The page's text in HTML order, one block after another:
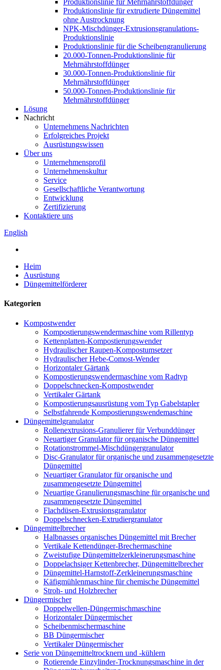
Produktionslinie für Mehrnährstoffdünger
Produktionslinie für extrudierte Düngemittel
ohne Austrocknung
NPK-Mischdünger-Extrusionsgranulations-
Produktionslinie
Produktionslinie für die Scheibengranulierung
20.000-Tonnen-Produktionslinie für
Mehrnährstoffdünger
30.000-Tonnen-Produktionslinie für
Mehrnährstoffdünger
50.000-Tonnen-Produktionslinie für
Mehrnährstoffdünger
Lösung
Nachricht
Unternehmens Nachrichten
Erfolgreiches Projekt
Ausrüstungswissen
Über uns
Unternehmensprofil
Unternehmenskultur
Service
Gesellschaftliche Verantwortung
Entwicklung
Zertifizierung
Kontaktiere uns
English
Heim
Ausrüstung
Düngemittelförderer
Kategorien
Kompostwender
Kompostierungswendermaschine vom Rillentyp
Kettenplatten-Kompostierungswender
Hydraulischer Raupen-Kompostumsetzer
Hydraulischer Hebe-Comost-Wender
Horizontaler Gärtank
Kompostierungswendermaschine vom Radtyp
Doppelschnecken-Kompostwender
Vertikaler Gärtank
Kompostierungsausrüstung vom Typ Gabelstapler
Selbstfahrende Kompostierungswendemaschine
Düngemittelgranulator
Rollenextrusions-Granulierer für Verbunddünger
Neuartiger Granulator für organische Düngemittel
Rotationstrommel-Mischdüngergranulator
Disc-Granulator für organische und zusammengesetzte
Düngemittel
Neuartiger Granulator für organische und
zusammengesetzte Düngemittel
Neuartige Granulierungsmaschine für organische und
zusammengesetzte Düngemittel
Flachdüsen-Extrusionsgranulator
Doppelschnecken-Extrudiergranulator
Düngemittelbrecher
Halbnasses organisches Düngemittel mit Brecher
Vertikale Kettendünger-Brechermaschine
Zweistufige Düngemittelzerkleinerungsmaschine
Doppelachsiger Kettenbrecher, Düngemittelbrecher
Düngemittel-Harnstoff-Zerkleinerungsmaschine
Käfigmühlenmaschine für chemische Düngemittel
Stroh- und Holzbrecher
Düngermischer
Doppelwellen-Düngermischmaschine
Horizontaler Düngermischer
Scheibenmischermaschine
BB Düngermischer
Vertikaler Düngermischer
Serie von Düngemitteltrocknern und -kühlern
Rotierende Einzylinder-Trocknungsmaschine in der